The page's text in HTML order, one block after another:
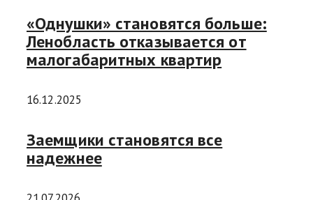
«Однушки» становятся больше:
Ленобласть отказывается от
малогабаритных квартир
16.12.2025
Заемщики становятся все
надежнее